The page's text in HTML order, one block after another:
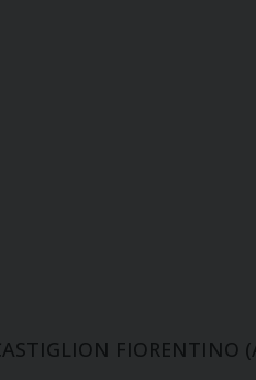
FIORENTINO